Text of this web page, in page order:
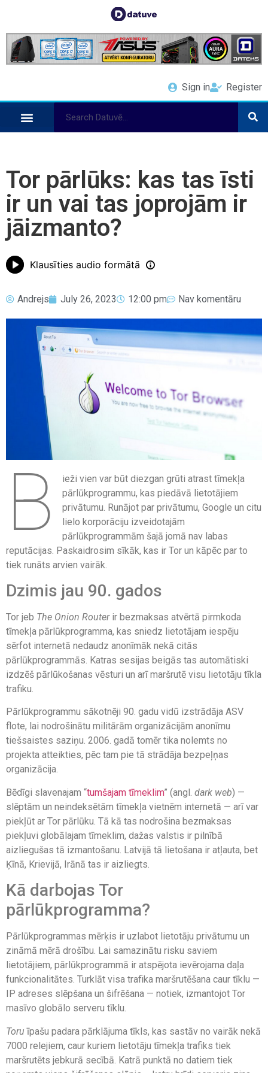
Sign in Register
Tor pārlūks: kas tas īsti
ir un vai tas joprojām ir
jāizmanto?
Klausīties audio formātā
Andrejs July 26, 2023 12:00 pm Nav komentāru
B
ieži vien var būt diezgan grūti atrast tīmekļa
pārlūkprogrammu, kas piedāvā lietotājiem
privātumu. Runājot par privātumu, Google un citu
lielo korporāciju izveidotajām
pārlūkprogrammām šajā jomā nav labas
reputācijas. Paskaidrosim sīkāk, kas ir Tor un kāpēc par to
tiek runāts arvien vairāk.
Dzimis jau 90. gados
Tor jeb The Onion Routerir bezmaksas atvērtā pirmkoda
tīmekļa pārlūkprogramma, kas sniedz lietotājam iespēju
sērfot internetā nedaudz anonīmāk nekā citās
pārlūkprogrammās. Katras sesijas beigās tas automātiski
izdzēš pārlūkošanas vēsturi un arī maršrutē visu lietotāju tīkla
trafiku.
Pārlūkprogrammu sākotnēji 90. gadu vidū izstrādāja ASV
flote, lai nodrošinātu militārām organizācijām anonīmu
tiešsaistes saziņu. 2006. gadā tomēr tika nolemts no
projekta atteikties, pēc tam pie tā strādāja bezpeļņas
organizācija.
Bēdīgi slavenajam “tumšajam tīmeklim” (angl. dark web) —
slēptām un neindeksētām tīmekļa vietnēm internetā — arī var
piekļūt ar Tor pārlūku. Tā kā tas nodrošina bezmaksas
piekļuvi globālajam tīmeklim, dažas valstis ir pilnībā
aizliegušas tā izmantošanu. Latvijā tā lietošana ir atļauta, bet
Ķīnā, Krievijā, Irānā tas ir aizliegts.
Kā darbojas Tor
pārlūkprogramma?
Pārlūkprogrammas mērķis ir uzlabot lietotāju privātumu un
zināmā mērā drošību. Lai samazinātu risku saviem
lietotājiem, pārlūkprogrammā ir atspējota ievērojama daļa
funkcionalitātes. Turklāt visa trafika maršrutēšana caur tīklu —
IP adreses slēpšana un šifrēšana — notiek, izmantojot Tor
masīvo globālo serveru tīklu.
Toru īpašu padara pārklājuma tīkls, kas sastāv no vairāk nekā
7000 relejiem, caur kuriem lietotāju tīmekļa trafiks tiek
maršrutēts jebkurā secībā. Katrā punktā no datiem tiek